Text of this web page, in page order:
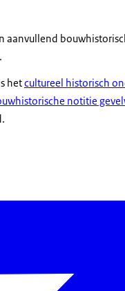
aanvullend
hetcultureel historisch
notitie